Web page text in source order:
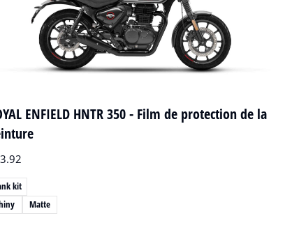
kit
Matte
ENFIELD HNTR 350 - Film de protection de la